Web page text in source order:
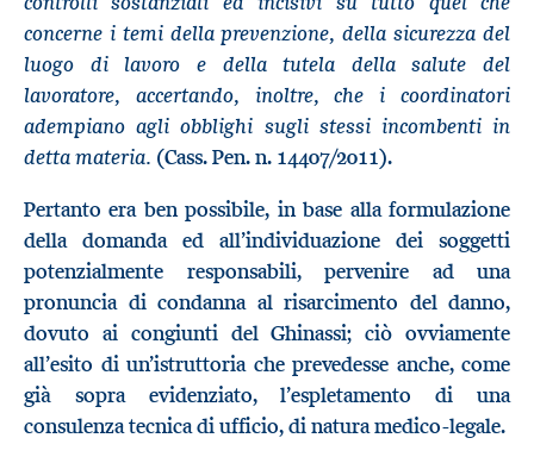
concerne i temi della prevenzione, della sicurezza del
luogo di lavoro e della tutela della salute del
lavoratore, accertando, inoltre, che i coordinatori
adempiano agli obblighi sugli stessi incombenti in
detta materia. (Cass. Pen. n. 14407/2011).
Pertanto era ben possibile, in base alla formulazione
della domanda ed all’individuazione dei soggetti
potenzialmente responsabili, pervenire ad una
pronuncia di condanna al risarcimento del danno,
dovuto ai congiunti del Ghinassi; ciò ovviamente
all’esito di un’istruttoria che prevedesse anche, come
già sopra evidenziato, l’espletamento di una
consulenza tecnica di ufficio, di natura medico-legale.